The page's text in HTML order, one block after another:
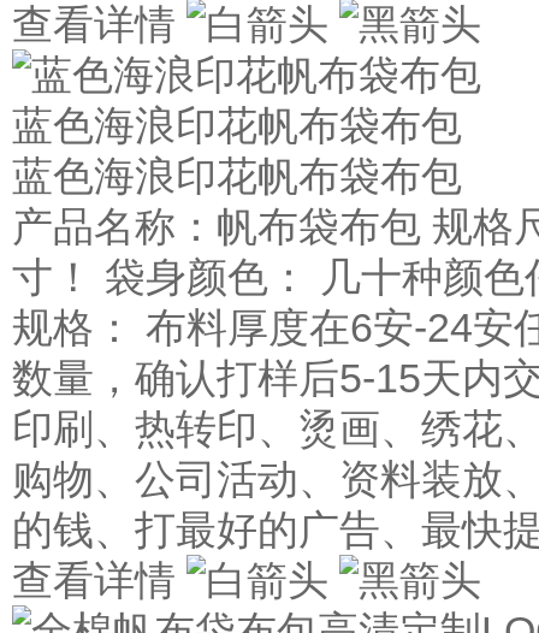
查看详情
蓝色海浪印花帆布袋布包
蓝色海浪印花帆布袋布包
产品名称：帆布袋布包 规格
寸！ 袋身颜色： 几十种颜
规格： 布料厚度在6安-24安
数量，确认打样后5-15天内
印刷、热转印、烫画、绣花
购物、公司活动、资料装放
的钱、打最好的广告、最快
查看详情